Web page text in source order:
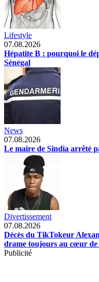
Lifestyle
07.08.2026
Hépatite B : pourquoi le
Sénégal
News
07.08.2026
Le maire de Sindia arrêté
Divertissement
07.08.2026
Décès du TikTokeur
drame toujours au cœur de
Publicité